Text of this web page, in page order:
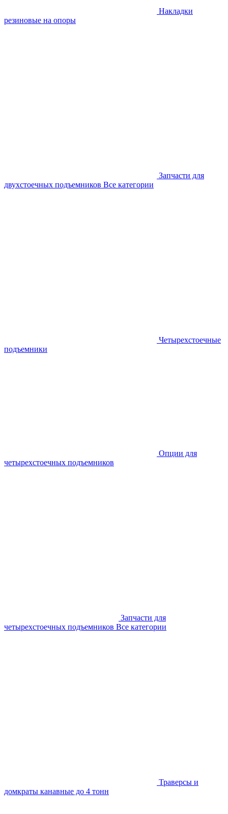
Накладки
резиновые на опоры
Запчасти для
двухстоечных подъемников Все категории
Четырехстоечные
подъемники
Опции для
четырехстоечных подъемников
Запчасти для
четырехстоечных подъемников Все категории
Траверсы и
домкраты канавные до 4 тонн